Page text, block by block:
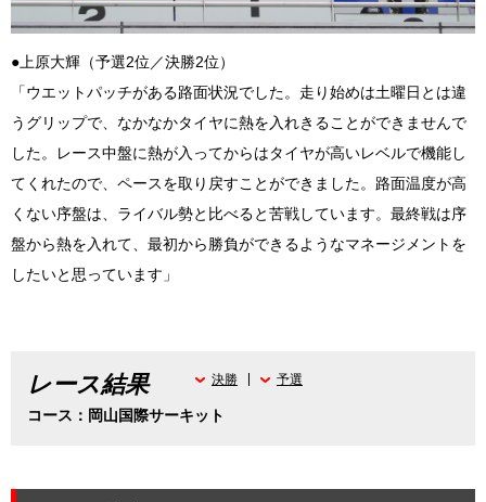
●上原大輝（予選2位／決勝2位）
「ウエットパッチがある路面状況でした。走り始めは土曜日とは違
うグリップで、なかなかタイヤに熱を入れきることができませんで
した。レース中盤に熱が入ってからはタイヤが高いレベルで機能し
てくれたので、ペースを取り戻すことができました。路面温度が高
くない序盤は、ライバル勢と比べると苦戦しています。最終戦は序
盤から熱を入れて、最初から勝負ができるようなマネージメントを
したいと思っています」
レース結果
コース：岡山国際サーキット
決勝 予選